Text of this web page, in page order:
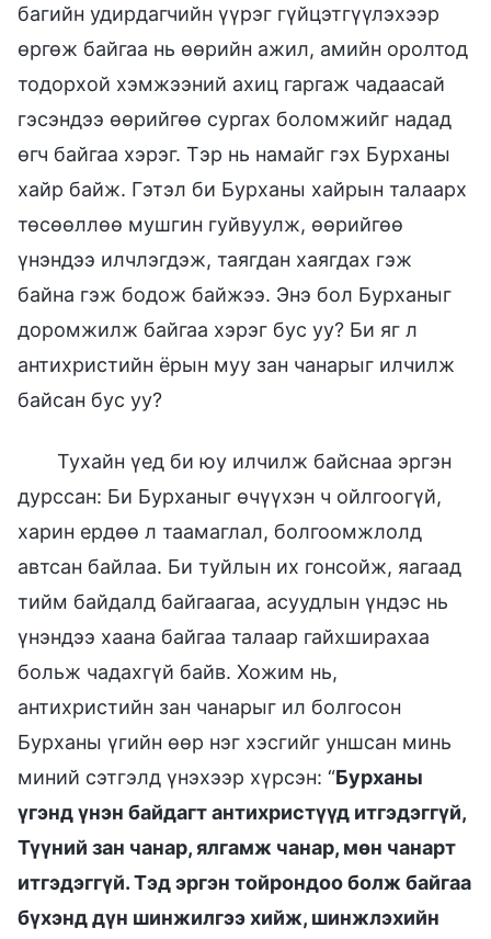
багийн удирдагчийн үүрэг гүйцэтгүүлэхээр
өргөж байгаа нь өөрийн ажил, амийн оролтод
тодорхой хэмжээний ахиц гаргаж чадаасай
гэсэндээ өөрийгөө сургах боломжийг надад
өгч байгаа хэрэг. Тэр нь намайг гэх Бурханы
хайр байж. Гэтэл би Бурханы хайрын талаарх
төсөөллөө мушгин гуйвуулж, өөрийгөө
үнэндээ илчлэгдэж, таягдан хаягдах гэж
байна гэж бодож байжээ. Энэ бол Бурханыг
доромжилж байгаа хэрэг бус уу? Би яг л
антихристийн ёрын муу зан чанарыг илчилж
байсан бус уу?
Тухайн үед би юу илчилж байснаа эргэн
дурссан: Би Бурханыг өчүүхэн ч ойлгоогүй,
харин ердөө л таамаглал, болгоомжлолд
автсан байлаа. Би туйлын их гонсойж, яагаад
тийм байдалд байгаагаа, асуудлын үндэс нь
үнэндээ хаана байгаа талаар гайхширахаа
больж чадахгүй байв. Хожим нь,
антихристийн зан чанарыг ил болгосон
Бурханы үгийн өөр нэг хэсгийг уншсан минь
миний сэтгэлд үнэхээр хүрсэн: “Бурханы
үгэнд үнэн байдагт антихристүүд итгэдэггүй,
Түүний зан чанар, ялгамж чанар, мөн чанарт
итгэдэггүй. Тэд эргэн тойрондоо болж байгаа
бүхэнд дүн шинжилгээ хийж, шинжлэхийн